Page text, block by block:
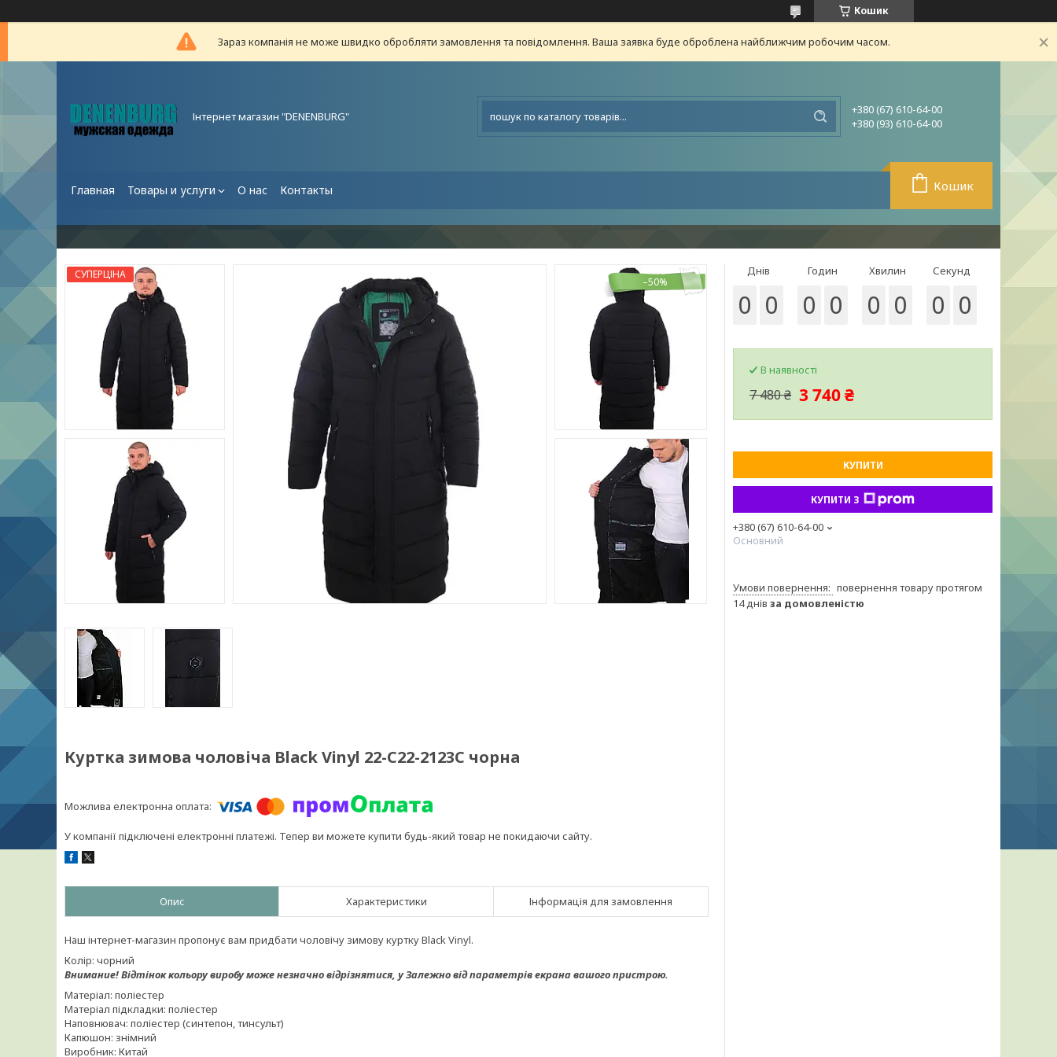
Кошик
Зараз компанія не може швидко обробляти замовлення та повідомлення. Ваша заявка буде оброблена найближчим робочим часом.
Інтернет магазин "DENENBURG"
+380 (67) 610-64-00
+380 (93) 610-64-00
Главная Товары и услуги О нас Контакты Кошик
СУПЕРЦІНА
–50%
Куртка зимова чоловіча Black Vinyl 22-C22-2123C чорна
У компанії підключені електронні платежі. Тепер ви можете купити будь-який товар не покидаючи сайту.
Опис Характеристики Інформація для замовлення
Наш інтернет-магазин пропонує вам придбати чоловічу зимову куртку Black Vinyl.
Колір: чорний
Внимание!Відтінок кольору виробу може незначно відрізнятися, уЗалежно від параметрів екрана вашого пристрою.
Матеріал: поліестер
Матеріал підкладки: поліестер
Наповнювач: поліестер (синтепон, тинсульт)
Капюшон: знімний
Виробник: Китай
Днів
0 0
Годин
0 0
Хвилин
0 0
Секунд
0 0
В наявності
7 480 ₴ 3 740 ₴
КУПИТИ
КУПИТИ З
+380 (67) 610-64-00
Основний
повернення товару протягом
14 днів за домовленістю